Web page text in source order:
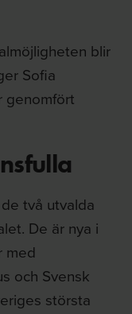
blir
Sofia
genomfört
två utvalda
De är nya i
med
och Svensk
största